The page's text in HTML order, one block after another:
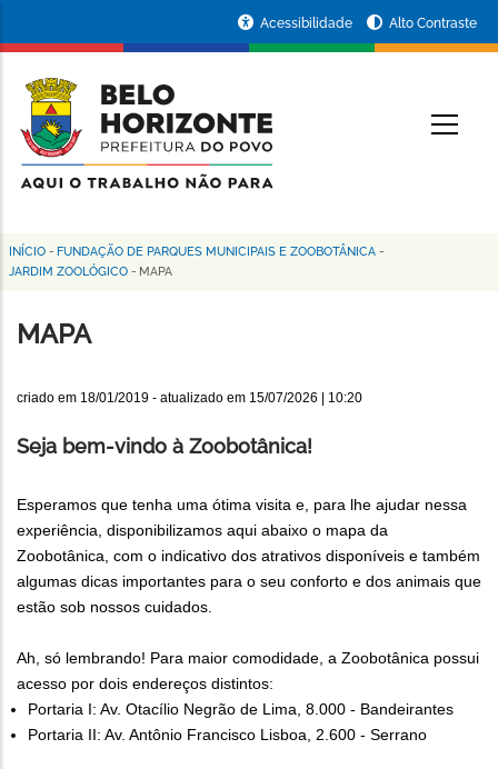
conteúdo
principal
da
Prefeitura
de
Horizonte
Acessibilidade Alto Contraste
Trilha
navegação
INÍCIO - FUNDAÇÃO DE PARQUES MUNICIPAIS E ZOOBOTÂNICA -
JARDIM ZOOLÓGICO - MAPA
MAPA
criado em 18/01/2019 - atualizado em 15/07/2026 | 10:20
Seja bem-vindo à Zoobotânica!
Esperamos que tenha uma ótima visita e, para lhe ajudar nessa
experiência, disponibilizamos aqui abaixo o mapa da
Zoobotânica, com o indicativo dos atrativos disponíveis e também
algumas dicas importantes para o seu conforto e dos animais que
estão sob nossos cuidados.
Ah, só lembrando! Para maior comodidade, a Zoobotânica possui
acesso por dois endereços distintos:
Portaria I: Av. Otacílio Negrão de Lima, 8.000 - Bandeirantes
Portaria II: Av. Antônio Francisco Lisboa, 2.600 - Serrano